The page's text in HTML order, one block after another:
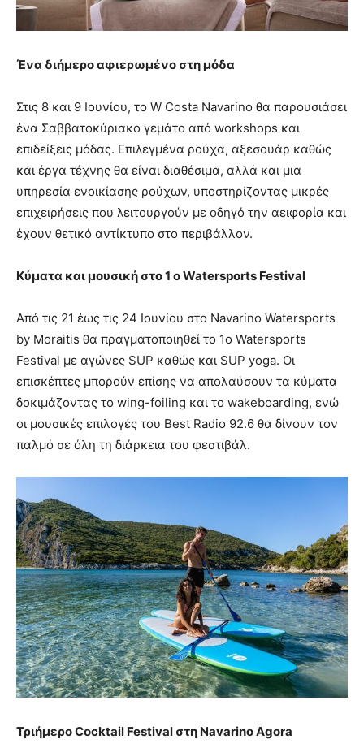
Ένα διήμερο αφιερωμένο στη μόδα
Στις 8 και 9 Ιουνίου, το W Costa Navarino θα παρουσιάσει
ένα Σαββατοκύριακο γεμάτο από workshops και
επιδείξεις μόδας. Επιλεγμένα ρούχα, αξεσουάρ καθώς
και έργα τέχνης θα είναι διαθέσιμα, αλλά και μια
υπηρεσία ενοικίασης ρούχων, υποστηρίζοντας μικρές
επιχειρήσεις που λειτουργούν με οδηγό την αειφορία και
έχουν θετικό αντίκτυπο στο περιβάλλον.
Κύματα και μουσική στο 1 οWatersports Festival
Από τις 21 έως τις 24 Ιουνίου στο Νavarino Watersports
by Moraitis θα πραγματοποιηθεί το 1ο Watersports
Festival με αγώνες SUP καθώς και SUP yoga. Οι
επισκέπτες μπορούν επίσης να απολαύσουν τα κύματα
δοκιμάζοντας το wing-foiling και το wakeboarding, ενώ
οι μουσικές επιλογές του Best Radio 92.6 θα δίνουν τον
παλμό σε όλη τη διάρκεια του φεστιβάλ.
Τριήμερο Cocktail Festival στη Navarino Agora